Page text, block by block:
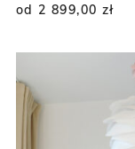
od 2 899,00 zł